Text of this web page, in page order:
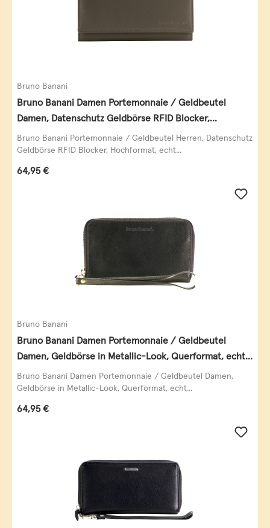
Bruno Banani
Bruno Banani Damen Portemonnaie / Geldbeutel
Damen, Datenschutz Geldbörse RFID Blocker,
Querformat, echt Leder, taupe
Bruno Banani Portemonnaie / Geldbeutel Herren, Datenschutz
Geldbörse RFID Blocker, Hochformat, echt...
Regulärer Preis:
64,95 €
Bruno Banani
Bruno Banani Damen Portemonnaie / Geldbeutel
Damen, Geldbörse in Metallic-Look, Querformat, echt
Leder, schwarz-gold
Bruno Banani Damen Portemonnaie / Geldbeutel Damen,
Geldbörse in Metallic-Look, Querformat, echt...
Regulärer Preis:
64,95 €